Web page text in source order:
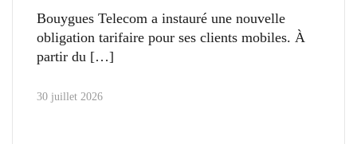
Bouygues Telecom a instauré une nouvelle
obligation tarifaire pour ses clients mobiles. À
partir du
30 juillet 2026